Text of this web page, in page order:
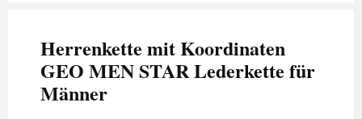
Herrenkette mit Koordinaten
GEO MEN STAR Lederkette für
Männer